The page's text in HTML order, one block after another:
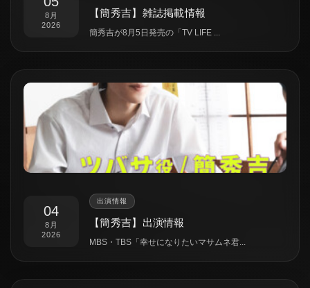
8月
2026
【簡秀吉】雑誌掲載情報
簡秀吉が8月5日発売の「TV LIFE ...
04
8月
2026
出演情報
【簡秀吉】出演情報
MBS・TBS「幸せになりたいマサムネ君...